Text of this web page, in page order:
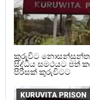
කුරුවිට
සිද්ධිය සමථයට පත්
පිරිසක් කුරුවිටට
KURUVITA PRISON